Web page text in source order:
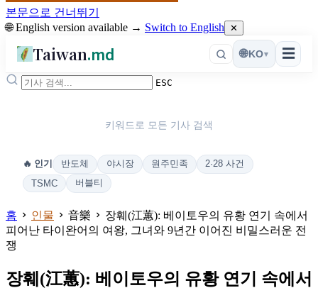
본문으로 건너뛰기
🌐 English version available → Switch to English ✕
Taiwan.md ☰
🌐KO▾
ESC
키워드로 모든 기사 검색
🔥 인기 반도체 야시장 원주민족
2·28 사건
TSMC
버블티
홈 인물 音樂
장훼(江蕙): 베이토우의 유황 연기 속에서
피어난 타이완어의 여왕, 그녀와 9년간 이어진 비밀스러운 전
쟁
장훼(江蕙): 베이토우의 유황 연기 속에서